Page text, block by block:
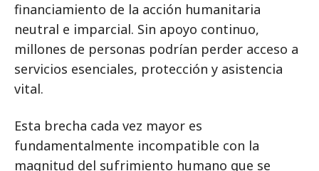
financiamiento de la acción humanitaria
neutral e imparcial. Sin apoyo continuo,
millones de personas podrían perder acceso a
servicios esenciales, protección y asistencia
vital.
Esta brecha cada vez mayor es
fundamentalmente incompatible con la
magnitud del sufrimiento humano que se